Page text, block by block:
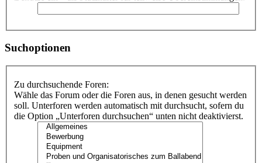
Suchoptionen
Zu durchsuchende Foren:
Wähle das Forum oder die Foren aus, in denen gesucht werden
soll. Unterforen werden automatisch mit durchsucht, sofern du
die Option „Unterforen durchsuchen“ unten nicht deaktivierst.